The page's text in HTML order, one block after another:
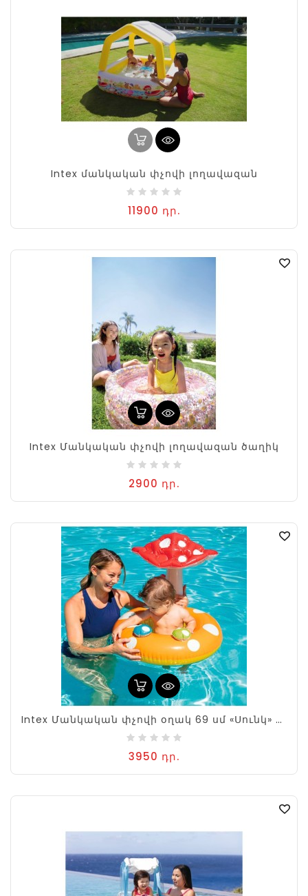
Intex մանկական փչովի լողավազան
11900 դր.
Intex Մանկական փչովի լողավազան ծաղիկ
2900 դր.
Intex Մանկական փչովի օղակ 69 սմ «Սունկ» ծածկոցով
3950 դր.